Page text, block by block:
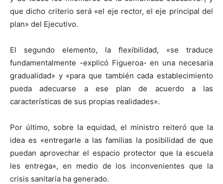
que dicho criterio será «el eje rector, el eje principal del
plan» del Ejecutivo.
El segundo elemento, la flexibilidad, «se traduce
fundamentalmente -explicó Figueroa- en una necesaria
gradualidad» y «para que también cada establecimiento
pueda adecuarse a ese plan de acuerdo a las
características de sus propias realidades».
Por último, sobre la equidad, el ministro reiteró que la
idea es «entregarle a las familias la posibilidad de que
puedan aprovechar el espacio protector que la escuela
les entrega», en medio de los inconvenientes que la
crisis sanitaria ha generado.